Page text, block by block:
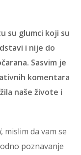
su glumci koji su
i nije do
Sasvim je
komentara
naše živote i
, mislim da vam se
poznavanje